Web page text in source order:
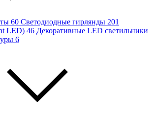
60 Светодиодные гирлянды 201
LED) 46 Декоративные LED светильники
6